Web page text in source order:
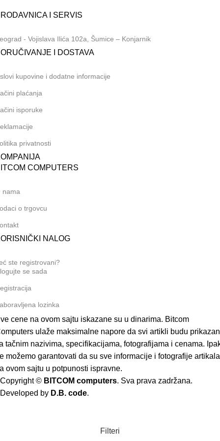
I SERVIS
- Vojislava Ilića 102a, Šumice – Konjarnik
I DOSTAVA
kupovine i dodatne informacije
plaćanja
isporuke
privatnosti
COMPUTERS
nama
o trgovcu
NALOG
ste registrovani?
se sada
lozinka
cene na ovom sajtu iskazane su u dinarima. Bitcom
ulaže maksimalne napore da svi artikli budu
tačnim nazivima, specifikacijama, fotografijama i cenama.
možemo garantovati da su sve informacije i fotografije artikala
ovom sajtu u potpunosti ispravne.
Copyright © BITCOM computers. Sva prava zadržana.
Developed by D.B. code.
Filteri